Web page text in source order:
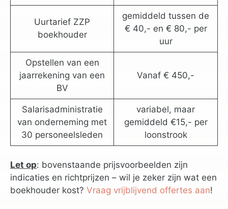
Uurtarief ZZP
boekhouder
gemiddeld tussen de
€ 40,- en € 80,- per
uur
Opstellen van een
jaarrekening van een
BV
Vanaf € 450,-
Salarisadministratie
van onderneming met
30 personeelsleden
variabel, maar
gemiddeld €15,- per
loonstrook
Let op: bovenstaande prijsvoorbeelden zijn
indicaties en richtprijzen – wil je zeker zijn wat een
boekhouder kost? Vraag vrijblijvend offertes aan!